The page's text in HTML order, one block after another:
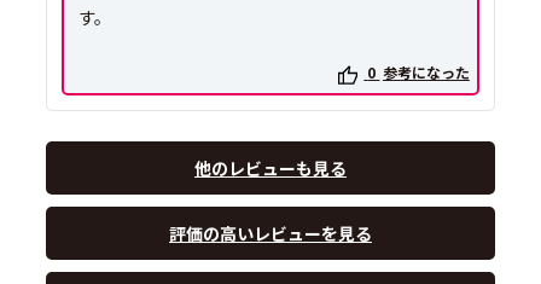
す。
0 参考になった
他のレビューも見る
評価の高いレビューを見る